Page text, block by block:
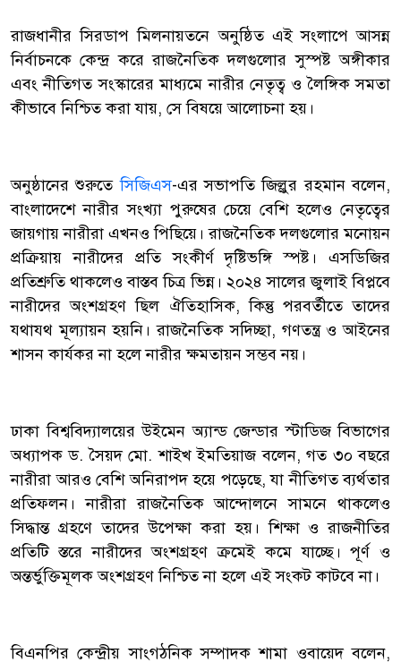
রাজধানীর সিরডাপ মিলনায়তনে অনুষ্ঠিত এই সংলাপে আসন্ন
নির্বাচনকে কেন্দ্র করে রাজনৈতিক দলগুলোর সুস্পষ্ট অঙ্গীকার
এবং নীতিগত সংস্কারের মাধ্যমে নারীর নেতৃত্ব ও লৈঙ্গিক সমতা
কীভাবে নিশ্চিত করা যায়, সে বিষয়ে আলোচনা হয়।
অনুষ্ঠানের শুরুতেসিজিএস-এর সভাপতি জিল্লুর রহমান বলেন,
বাংলাদেশে নারীর সংখ্যা পুরুষের চেয়ে বেশি হলেও নেতৃত্বের
জায়গায় নারীরা এখনও পিছিয়ে। রাজনৈতিক দলগুলোর মনোয়ন
প্রক্রিয়ায় নারীদের প্রতি সংকীর্ণ দৃষ্টিভঙ্গি স্পষ্ট। এসডিজির
প্রতিশ্রুতি থাকলেও বাস্তব চিত্র ভিন্ন। ২০২৪ সালের জুলাই বিপ্লবে
নারীদের অংশগ্রহণ ছিল ঐতিহাসিক, কিন্তু পরবর্তীতে তাদের
যথাযথ মূল্যায়ন হয়নি। রাজনৈতিক সদিচ্ছা, গণতন্ত্র ও আইনের
শাসন কার্যকর না হলে নারীর ক্ষমতায়ন সম্ভব নয়।
ঢাকা বিশ্ববিদ্যালয়ের উইমেন অ্যান্ড জেন্ডার স্টাডিজ বিভাগের
অধ্যাপক ড. সৈয়দ মো. শাইখ ইমতিয়াজ বলেন, গত ৩০ বছরে
নারীরা আরও বেশি অনিরাপদ হয়ে পড়েছে, যা নীতিগত ব্যর্থতার
প্রতিফলন। নারীরা রাজনৈতিক আন্দোলনে সামনে থাকলেও
সিদ্ধান্ত গ্রহণে তাদের উপেক্ষা করা হয়। শিক্ষা ও রাজনীতির
প্রতিটি স্তরে নারীদের অংশগ্রহণ ক্রমেই কমে যাচ্ছে। পূর্ণ ও
অন্তর্ভুক্তিমূলক অংশগ্রহণ নিশ্চিত না হলে এই সংকট কাটবে না।
বিএনপির কেন্দ্রীয় সাংগঠনিক সম্পাদক শামা ওবায়েদ বলেন,